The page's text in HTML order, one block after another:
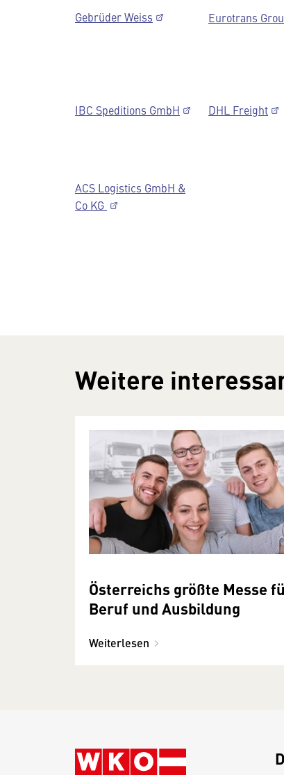
Gebrüder Weiss Eurotrans
IBC Speditions GmbH DHL Freight
ACS Logistics GmbH &
Co KG
Weitere
Österreichs größte Messe
Beruf und Ausbildung
Weiterlesen